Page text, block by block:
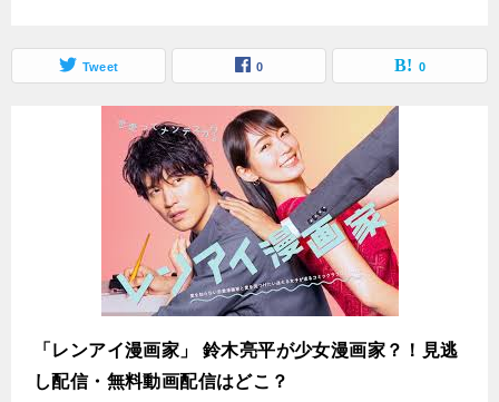
Tweet 0 0
「レンアイ漫画家」 鈴木亮平が少女漫画家？！見逃
し配信・無料動画配信はどこ？